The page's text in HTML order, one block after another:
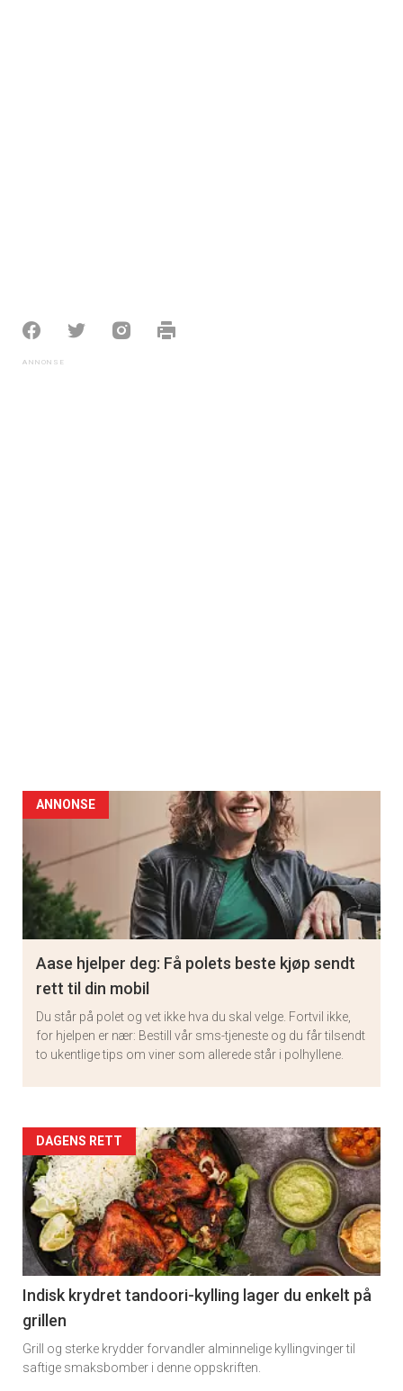
ANNONSE
Aase hjelper deg: Få polets beste kjøp sendt
rett til din mobil
Du står på polet og vet ikke hva du skal velge. Fortvil ikke,
for hjelpen er nær: Bestill vår sms-tjeneste og du får tilsendt
to ukentlige tips om viner som allerede står i polhyllene.
Artikler
detail
-
section
11
DAGENS RETT
Indisk krydret tandoori-kylling lager du enkelt på
grillen
Grill og sterke krydder forvandler alminnelige kyllingvinger til
saftige smaksbomber i denne oppskriften.